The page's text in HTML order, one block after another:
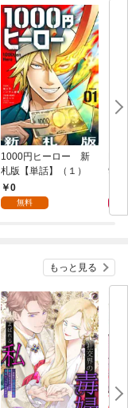
1000円ヒーロー 新
札版【単話】（１）
0
無料
9.5
もっと見る